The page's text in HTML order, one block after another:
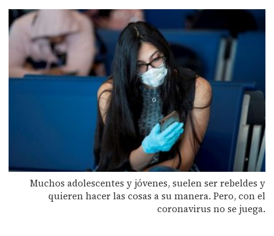
Muchos adolescentes y jóvenes, suelen ser rebeldes y
quieren hacer las cosas a su manera. Pero, con el
coronavirus no se juega.